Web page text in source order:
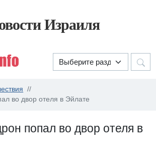
Израиля
во двор отеля в Эйлате
попал во двор отеля в